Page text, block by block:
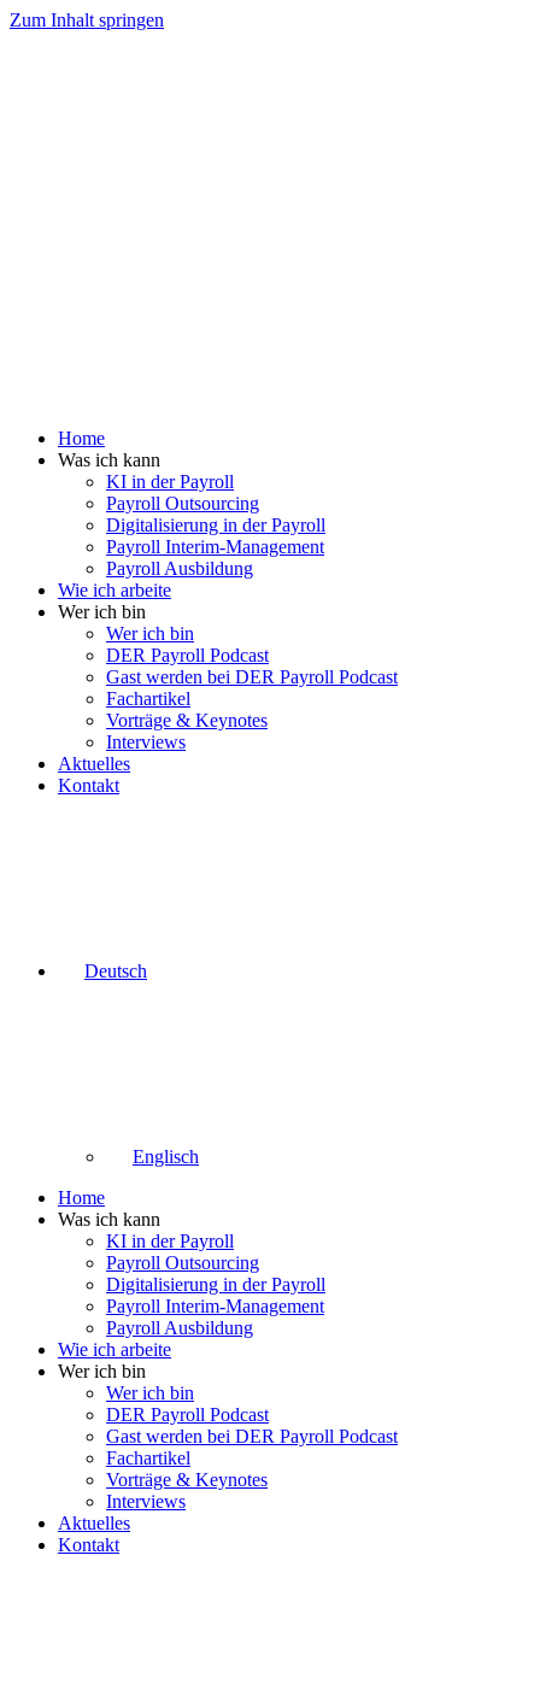
Zum Inhalt springen
Home
Was ich kann
KI in der Payroll
Payroll Outsourcing
Digitalisierung in der Payroll
Payroll Interim-Management
Payroll Ausbildung
Wie ich arbeite
Wer ich bin
Wer ich bin
DER Payroll Podcast
Gast werden bei DER Payroll Podcast
Fachartikel
Vorträge & Keynotes
Interviews
Aktuelles
Kontakt
Deutsch
Englisch
Home
Was ich kann
KI in der Payroll
Payroll Outsourcing
Digitalisierung in der Payroll
Payroll Interim-Management
Payroll Ausbildung
Wie ich arbeite
Wer ich bin
Wer ich bin
DER Payroll Podcast
Gast werden bei DER Payroll Podcast
Fachartikel
Vorträge & Keynotes
Interviews
Aktuelles
Kontakt